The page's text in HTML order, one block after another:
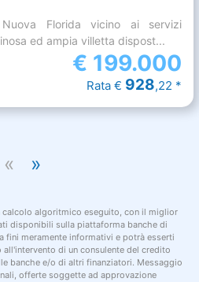
Florida vicino ai servizi
ed ampia villetta dispost...
€ 199.000
Rata € 928,22 *
« »
calcolo algoritmico eseguito, con il miglior
disponibili sulla piattaforma banche di
fini meramente informativi e potrà esserti
di un consulente del credito
banche e/o di altri finanziatori. Messaggio
offerte soggette ad approvazione